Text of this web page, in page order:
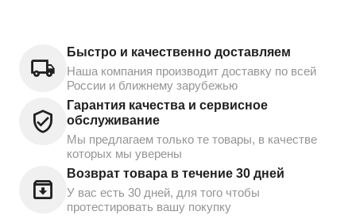
Быстро и качественно доставляем
Наша компания производит доставку по всей
России и ближнему зарубежью
Гарантия качества и сервисное
обслуживание
Мы предлагаем только те товары, в качестве
которых мы уверены
Возврат товара в течение 30 дней
У вас есть 30 дней, для того чтобы
протестировать вашу покупку